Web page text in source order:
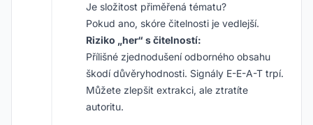
Je složitost přiměřená tématu?
Pokud ano, skóre čitelnosti je vedlejší.
Riziko „her“ s čitelností:
Přílišné zjednodušení odborného obsahu
škodí důvěryhodnosti. Signály E-E-A-T trpí.
Můžete zlepšit extrakci, ale ztratíte
autoritu.